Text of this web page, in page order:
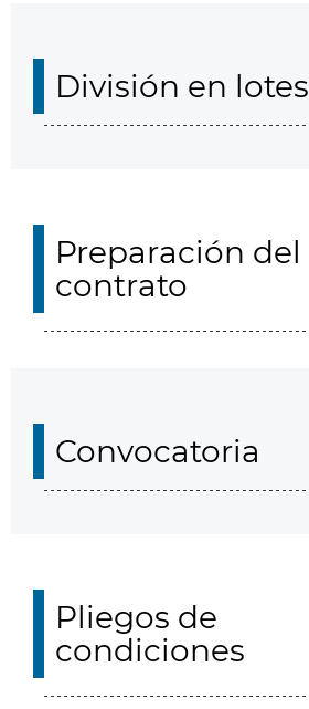
División en lotes
Preparación del
contrato
Convocatoria
Pliegos de
condiciones